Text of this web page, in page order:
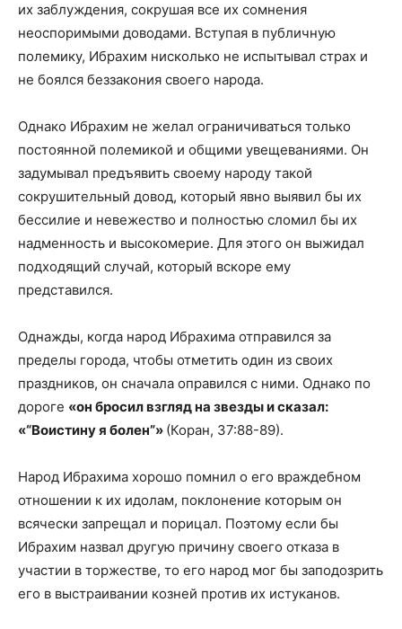
их заблуждения, сокрушая все их сомнения
неоспоримыми доводами. Вступая в публичную
полемику, Ибрахим нисколько не испытывал страх и
не боялся беззакония своего народа.
Однако Ибрахим не желал ограничиваться только
постоянной полемикой и общими увещеваниями. Он
задумывал предъявить своему народу такой
сокрушительный довод, который явно выявил бы их
бессилие и невежество и полностью сломил бы их
надменность и высокомерие. Для этого он выжидал
подходящий случай, который вскоре ему
представился.
Однажды, когда народ Ибрахима отправился за
пределы города, чтобы отметить один из своих
праздников, он сначала оправился с ними. Однако по
дороге «он бросил взгляд на звезды и сказал:
«“Воистину я болен”» (Коран, 37:88-89).
Народ Ибрахима хорошо помнил о его враждебном
отношении к их идолам, поклонение которым он
всячески запрещал и порицал. Поэтому если бы
Ибрахим назвал другую причину своего отказа в
участии в торжестве, то его народ мог бы заподозрить
его в выстраивании козней против их истуканов.